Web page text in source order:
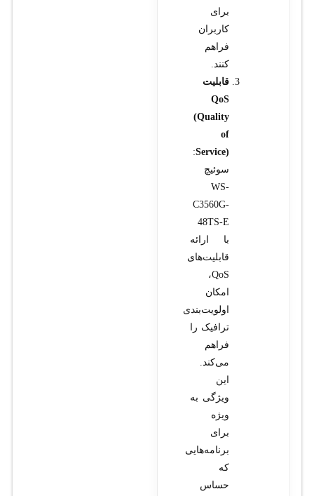
برای
کاربران
فراهم
کنند.
قابلیت
QoS
(Quality
of
Service)
:
سوئیچ
WS-
C3560G-
48TS-E
با ارائه
قابلیت‌های
QoS،
امکان
اولویت‌بندی
ترافیک را
فراهم
می‌کند.
این
ویژگی به
ویژه
برای
برنامه‌هایی
که
حساس